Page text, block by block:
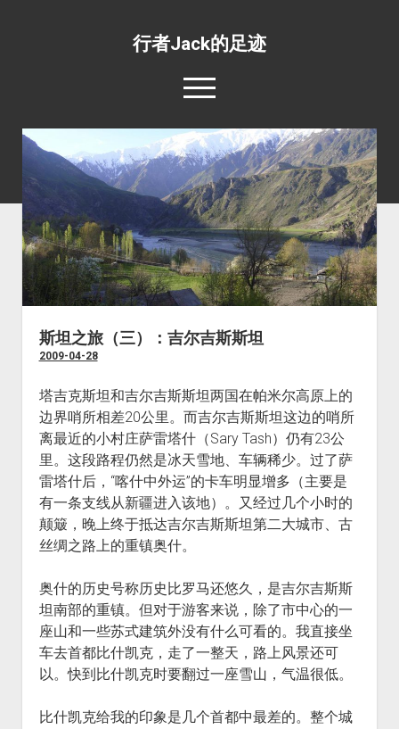
行者Jack的足迹
open
menu
139国行
专题照片
open
dropdown
menu
世界美食
野生动物
宗教场所
文化遗址
边界口岸
世界之最
旅游杂文
open
dropdown
menu
环绕地球一周并不难
工薪族也可以周游世界
目的地推荐
open
dropdown
menu
四条最惊心动魄的航线
五条最具挑战性的公路
五条最值得体验的火车线路
斯坦之旅（三）：吉尔吉斯斯坦
2009-04-28
塔吉克斯坦和吉尔吉斯斯坦两国在帕米尔高原上的
边界哨所相差20公里。而吉尔吉斯斯坦这边的哨所
离最近的小村庄萨雷塔什（Sary Tash）仍有23公
里。这段路程仍然是冰天雪地、车辆稀少。过了萨
雷塔什后，“喀什中外运”的卡车明显增多（主要是
有一条支线从新疆进入该地）。又经过几个小时的
颠簸，晚上终于抵达吉尔吉斯斯坦第二大城市、古
丝绸之路上的重镇奥什。
奥什的历史号称历史比罗马还悠久，是吉尔吉斯斯
坦南部的重镇。但对于游客来说，除了市中心的一
座山和一些苏式建筑外没有什么可看的。我直接坐
车去首都比什凯克，走了一整天，路上风景还可
以。快到比什凯克时要翻过一座雪山，气温很低。
比什凯克给我的印象是几个首都中最差的。整个城